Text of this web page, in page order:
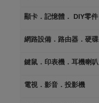
顯卡．記憶體． DIY零件
網路設備．路由器．硬碟
鍵鼠．印表機．耳機喇叭
電視．影音．投影機